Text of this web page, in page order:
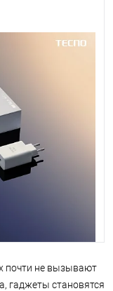
почти не вызывают
гаджеты становятся